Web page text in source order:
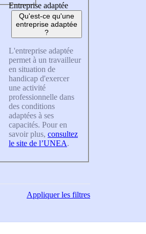
Entreprise adaptée
Qu'est-ce qu'une
entreprise adaptée
?
L'entreprise adaptée
permet à un travailleur
en situation de
handicap d'exercer
une activité
professionnelle dans
des conditions
adaptées à ses
capacités. Pour en
savoir plus, consultez
le site de l’UNEA.
Appliquerles filtres